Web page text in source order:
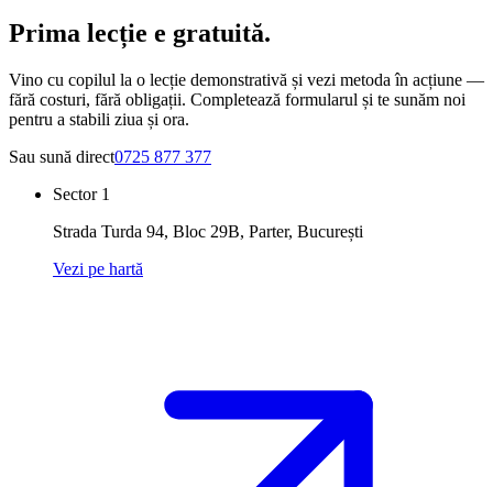
Prima lecție e gratuită.
Vino cu copilul la o lecție demonstrativă și vezi metoda în acțiune —
fără costuri, fără obligații. Completează formularul și te sunăm noi
pentru a stabili ziua și ora.
Sau sună direct0725 877 377
Sector 1
Strada Turda 94, Bloc 29B, Parter, București
Vezi pe hartă